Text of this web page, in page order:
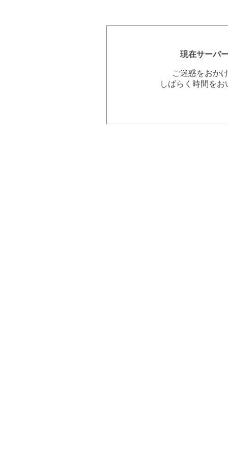
現在サーバ
ご迷惑をおか
しばらく時間を